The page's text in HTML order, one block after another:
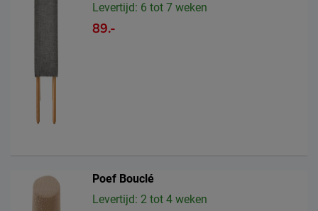
Levertijd: 6 tot 7 weken
89.-
Poef Bouclé
Levertijd: 2 tot 4 weken